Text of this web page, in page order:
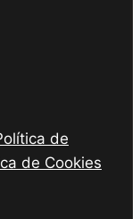
de
de Cookies